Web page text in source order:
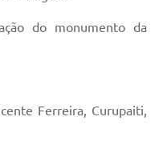
do monumento da
Ferreira, Curupaiti,